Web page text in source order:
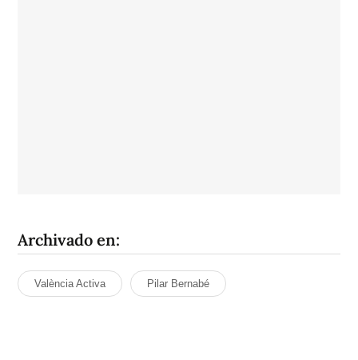
Archivado en:
València Activa Pilar Bernabé